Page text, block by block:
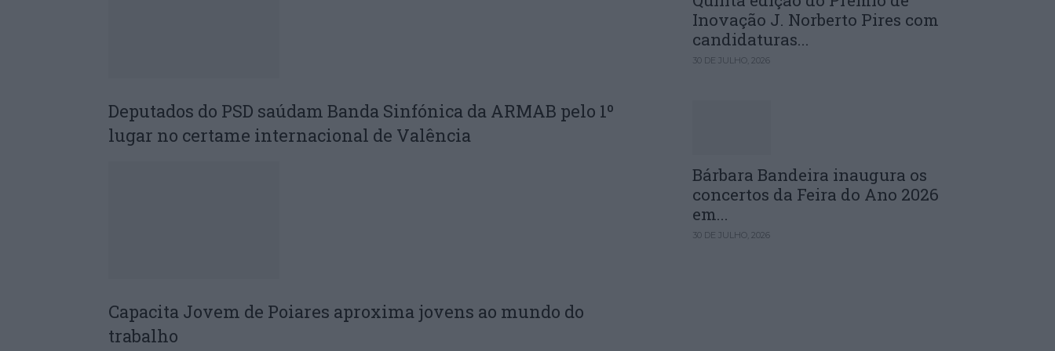
Deputados do PSD saúdam Banda Sinfónica da ARMAB pelo 1º
lugar no certame internacional de Valência
Capacita Jovem de Poiares aproxima jovens ao mundo do
trabalho
Inovação J. Norberto Pires com
candidaturas...
30 DE JULHO, 2026
Bárbara Bandeira inaugura os
concertos da Feira do Ano 2026
em...
30 DE JULHO, 2026